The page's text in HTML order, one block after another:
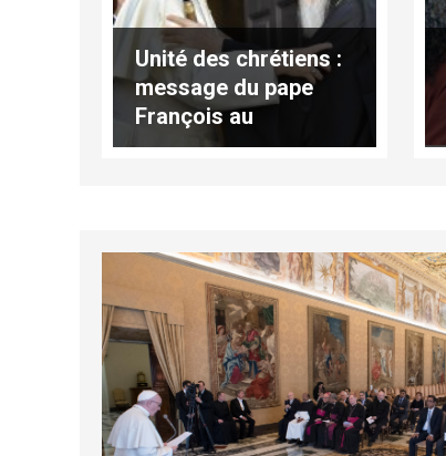
Unité des chrétiens :
message du pape
François au
patriarche